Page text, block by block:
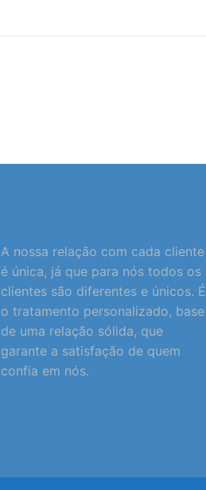
A nossa relação com cada cliente
é única, já que para nós todos os
clientes são diferentes e únicos. É
o tratamento personalizado, base
de uma relação sólida, que
garante a satisfação de quem
confia em nós.